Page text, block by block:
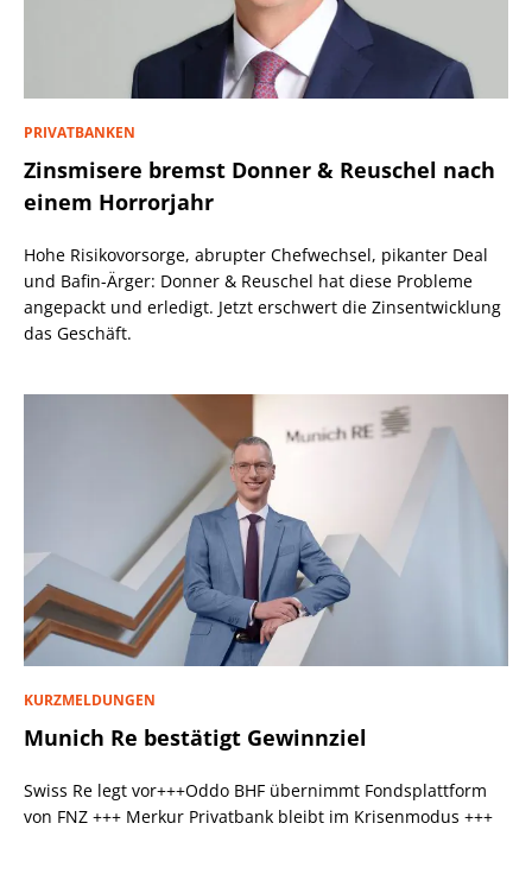
PRIVATBANKEN
Zinsmisere bremst Donner & Reuschel nach
einem Horrorjahr
Hohe Risikovorsorge, abrupter Chefwechsel, pikanter Deal
und Bafin-Ärger: Donner & Reuschel hat diese Probleme
angepackt und erledigt. Jetzt erschwert die Zinsentwicklung
das Geschäft.
KURZMELDUNGEN
Munich Re bestätigt Gewinnziel
Swiss Re legt vor+++Oddo BHF übernimmt Fondsplattform
von FNZ +++ Merkur Privatbank bleibt im Krisenmodus +++